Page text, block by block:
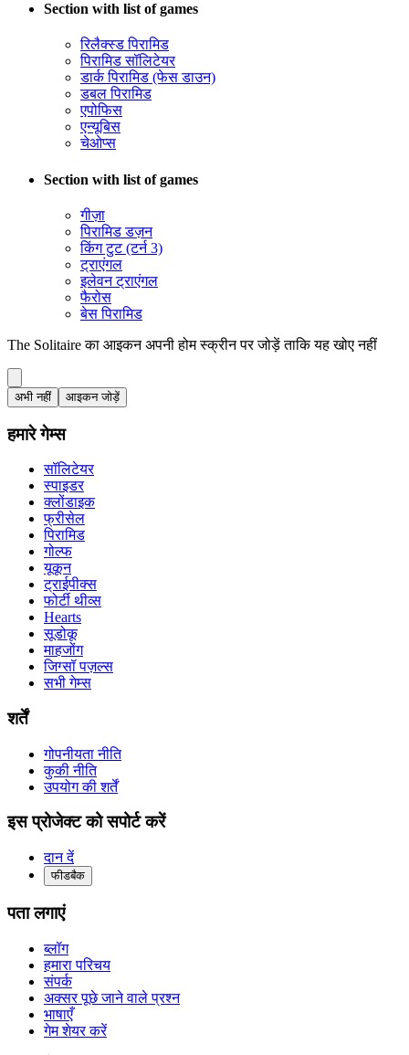
Section with list of games
रिलैक्स्ड पिरामिड
पिरामिड सॉलिटेयर
डार्क पिरामिड (फेस डाउन)
डबल पिरामिड
एपोफिस
एन्यूबिस
चेओप्स
Section with list of games
गीज़ा
पिरामिड डज़न
किंग टुट (टर्न 3)
ट्राएंगल
इलेवन ट्राएंगल
फैरोस
बेस पिरामिड
The Solitaire का आइकन अपनी होम स्क्रीन पर जोड़ें ताकि यह खोए नहीं
अभी नहीं आइकन जोड़ें
हमारे गेम्स
सॉलिटेयर
स्पाइडर
क्लोंडाइक
फ्रीसेल
पिरामिड
गोल्फ
यूकून
ट्राईपीक्स
फोर्टी थीव्स
Hearts
सूडोकू
माहजोंग
जिग्सॉ पज़ल्स
सभी गेम्स
शर्तें
गोपनीयता नीति
कुकी नीति
उपयोग की शर्तें
इस प्रोजेक्ट को सपोर्ट करें
दान दें
फीडबैक
पता लगाएं
ब्लॉग
हमारा परिचय
संपर्क
अक्सर पूछे जाने वाले प्रश्न
भाषाएँ
गेम शेयर करें